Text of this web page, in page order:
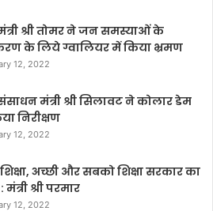
श्री तोमर ने जन समस्याओं के
के लिये ग्वालियर में किया भ्रमण
12, 2022
मंत्री श्री सिलावट ने कोलार डेम
निरीक्षण
12, 2022
अच्छी और सबको शिक्षा सरकार का
मंत्री श्री परमार
12, 2022